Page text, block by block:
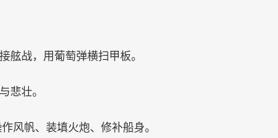
舷战，用葡萄弹横扫甲板。
悲壮。
风帆、装填火炮、修补船身。